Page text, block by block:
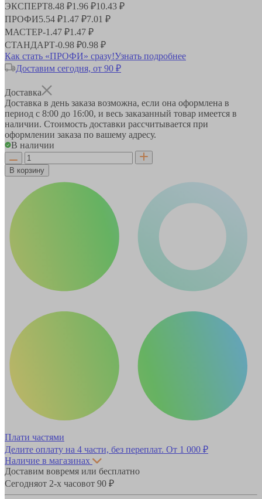
ЭКСПЕРТ8.48 ₽1.96 ₽10.43 ₽
ПРОФИ5.54 ₽1.47 ₽7.01 ₽
МАСТЕР-1.47 ₽1.47 ₽
СТАНДАРТ-0.98 ₽0.98 ₽
Как стать «ПРОФИ» сразу!Узнать подробнее
Доставим сегодня, от 90 ₽
Доставка
Доставка в день заказа возможна, если она оформлена в
период с 8:00 до 16:00, и весь заказанный товар имеется в
наличии. Стоимость доставки рассчитывается при
оформлении заказа по вашему адресу.
В наличии
В корзину
Плати частями
Делите оплату на 4 части, без переплат. От 1 000 ₽
Наличие в магазинах
Доставим вовремя или бесплатно
Сегодняот 2-х часовот 90 ₽